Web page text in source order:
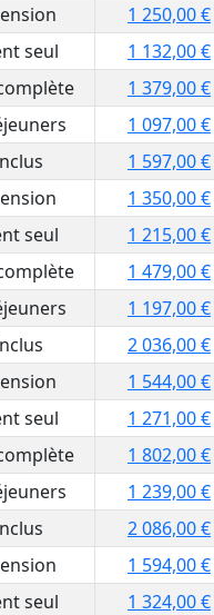
1 250,00 €
seul 1 132,00 €
1 379,00 €
1 097,00 €
1 597,00 €
1 350,00 €
seul 1 215,00 €
1 479,00 €
1 197,00 €
2 036,00 €
1 544,00 €
seul 1 271,00 €
1 802,00 €
1 239,00 €
2 086,00 €
1 594,00 €
seul 1 324,00 €